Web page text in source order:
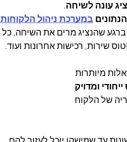
עונה לשיחה.
במערכת ניהול הלקוחות
שהנציג מרים את השיחה, כל
שירות, רכישות אחרונות ועוד.
מיותרות
ומדויק
של הלקוח